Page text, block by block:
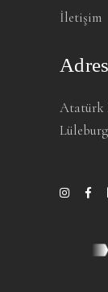
İletişim
Adres
Atatürk